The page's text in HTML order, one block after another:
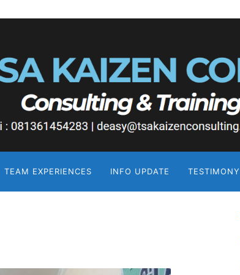
TEAM EXPERIENCES INFO UPDATE TESTIMONY